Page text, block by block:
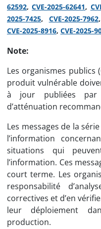
62592,CVE-2025-62641,
2025-7425, CVE-2025-7962
CVE-2025-8916, CVE-2025-
Note:
Les organismes publics
produit vulnérable
à jour publiées par
d’atténuation
Les messages de la
l’information
situations qui
l’information. Ces
court terme. Les
responsabilité
correctives et d’en
leur déploiement
production.